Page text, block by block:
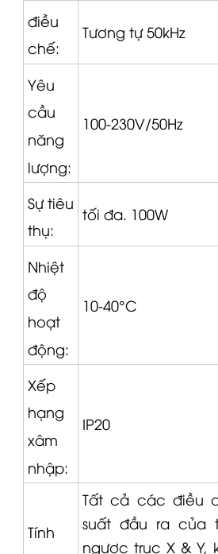
điều
chế:
Tương tự 50kHz
Yêu
cầu
năng
lượng:
100-230V/50Hz
Sự tiêu
thụ:
tối đa. 100W
Nhiệt
độ
hoạt
động:
10-40°C
Xếp
hạng
xâm
nhập:
IP20
Tính
Tất cả các điều
suất đầu ra của
ngược trục X & Y,